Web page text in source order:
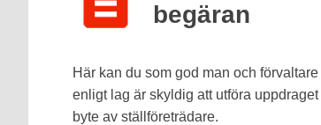
begäran
Här kan du som god man och
enligt lag är skyldig att utföra
byte av ställföreträdare.